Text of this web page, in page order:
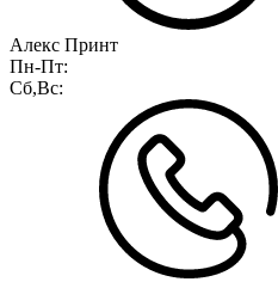
Алекс Принт
Пн-Пт:
Сб,Вс: